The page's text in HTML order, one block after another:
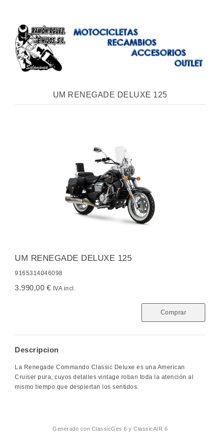
UM RENEGADE DELUXE 125
UM RENEGADE DELUXE 125
9165314046098
3.990,00 € IVA incl.
Comprar
Descripcion
La Renegade Commando Classic Deluxe es una American
Cruiser pura, cuyos detalles vintage roban toda la atención al
mismo tiempo que despiertan los sentidos.
Generado con ClassicGes 6 y ClassicAIR 6